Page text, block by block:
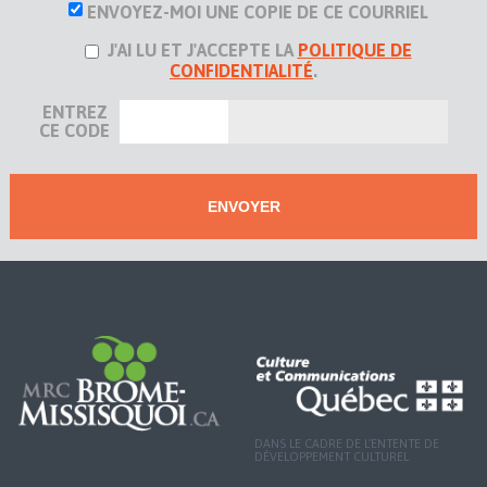
ENVOYEZ-MOI UNE COPIE DE CE COURRIEL
J'AI LU ET J'ACCEPTE LA POLITIQUE DE
CONFIDENTIALITÉ.
ENTREZ
CE CODE
DANS LE CADRE DE L'ENTENTE DE
DÉVELOPPEMENT CULTUREL